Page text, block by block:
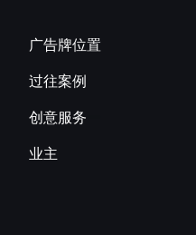
广告牌位置
过往案例
创意服务
业主